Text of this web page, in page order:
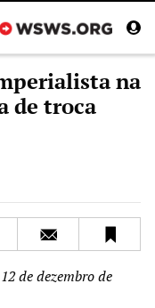
na
de troca
de dezembro de